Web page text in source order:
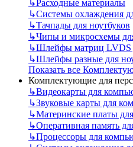
↳ Расходные материалы
↳Системы охлаждения
↳Тачпады для ноутбуков
↳Чипы и микросхемы
↳Шлейфы матриц LVDS
↳Шлейфы разные для
Показать все
Комплектующие для
↳Видеокарты для
↳Звуковые карты для
↳Материнские платы
↳Оперативная память
↳Процессоры для